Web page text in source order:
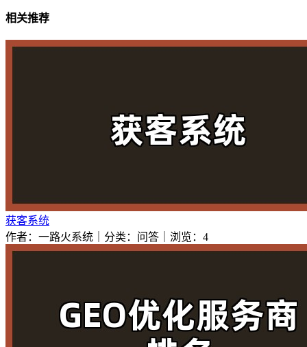
相关推荐
获客系统
作者：一路火系统｜分类：问答｜浏览：4